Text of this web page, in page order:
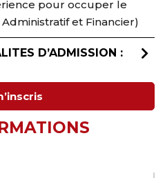
pour occuper le
et Financier)
D’ADMISSION :